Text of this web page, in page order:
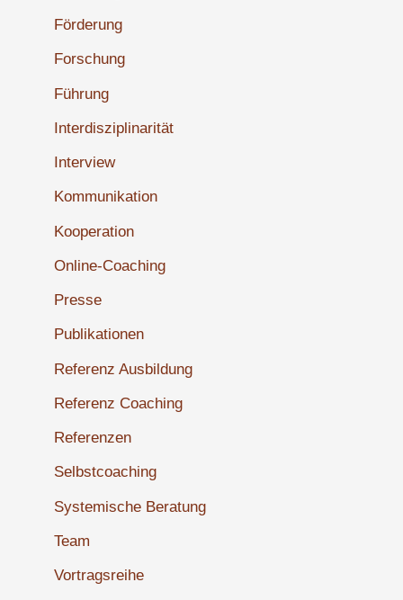
Förderung
Forschung
Führung
Interdisziplinarität
Interview
Kommunikation
Kooperation
Online-Coaching
Presse
Publikationen
Referenz Ausbildung
Referenz Coaching
Referenzen
Selbstcoaching
Systemische Beratung
Team
Vortragsreihe